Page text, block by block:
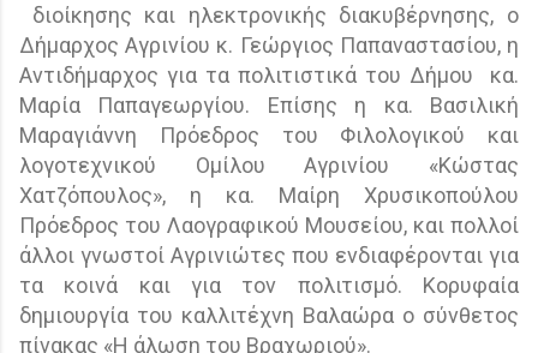
διοίκησης και ηλεκτρονικής διακυβέρνησης, ο
Δήμαρχος Αγρινίου κ. Γεώργιος Παπαναστασίου, η
Αντιδήμαρχος για τα πολιτιστικά του Δήμου
κα.
Μαρία Παπαγεωργίου. Επίσης η κα. Βασιλική
Μαραγιάννη Πρόεδρος του Φιλολογικού και
λογοτεχνικού Ομίλου Αγρινίου «Κώστας
Χατζόπουλος», η κα. Μαίρη Χρυσικοπούλου
Πρόεδρος του Λαογραφικού Μουσείου, και πολλοί
άλλοι γνωστοί Αγρινιώτες που ενδιαφέρονται για
τα κοινά και για τον πολιτισμό. Κορυφαία
δημιουργία του καλλιτέχνη Βαλαώρα ο σύνθετος
πίνακας «Η άλωση του Βραχωριού».